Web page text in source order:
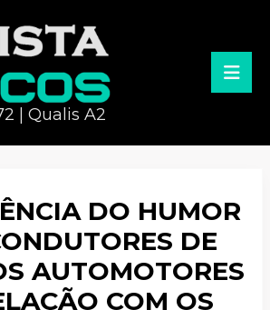
| Qualis A2
DO HUMOR
DE
AUTOMOTORES
COM OS